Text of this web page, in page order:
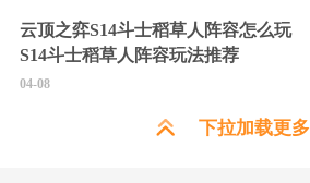
云顶之弈S14斗士稻草人阵容怎么玩
S14斗士稻草人阵容玩法推荐
04-08
下拉加载更多